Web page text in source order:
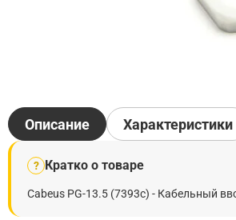
Описание
? Кратко о товаре
Cabeus PG-13.5 (7393c) - Кабельный
Характеристики